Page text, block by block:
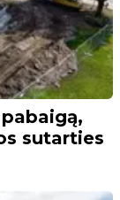
sutarties